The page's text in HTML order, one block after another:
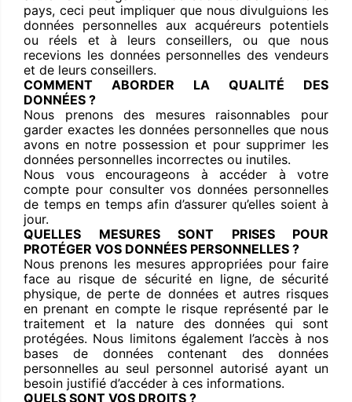
pays, ceci peut impliquer que nous divulguions les
données personnelles aux acquéreurs potentiels
ou réels et à leurs conseillers, ou que nous
recevions les données personnelles des vendeurs
et de leurs conseillers.
COMMENT ABORDER LA QUALITÉ DES
DONNÉES ?
Nous prenons des mesures raisonnables pour
garder exactes les données personnelles que nous
avons en notre possession et pour supprimer les
données personnelles incorrectes ou inutiles.
Nous vous encourageons à accéder à votre
compte pour consulter vos données personnelles
de temps en temps afin d’assurer qu’elles soient à
jour.
QUELLES MESURES SONT PRISES POUR
PROTÉGER VOS DONNÉES PERSONNELLES ?
Nous prenons les mesures appropriées pour faire
face au risque de sécurité en ligne, de sécurité
physique, de perte de données et autres risques
en prenant en compte le risque représenté par le
traitement et la nature des données qui sont
protégées. Nous limitons également l’accès à nos
bases de données contenant des données
personnelles au seul personnel autorisé ayant un
besoin justifié d’accéder à ces informations.
QUELS SONT VOS DROITS ?